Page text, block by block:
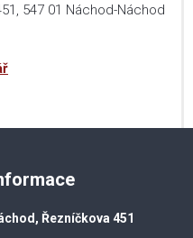
547 01 Náchod-Náchod
Řezníčkova 451